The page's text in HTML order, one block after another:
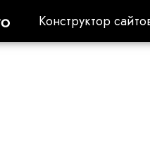
Конструктор
Конструктор